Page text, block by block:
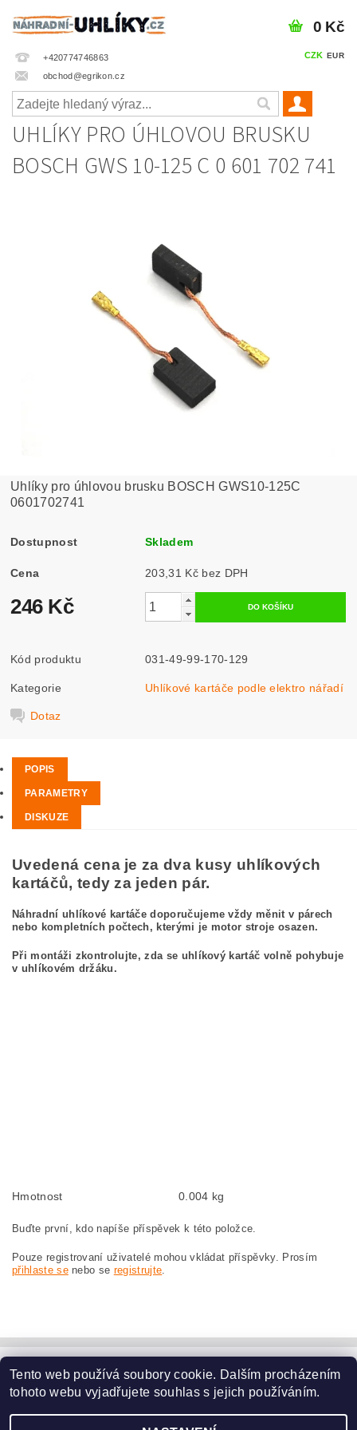
+420774746863
obchod@egrikon.cz
CZK EUR
0 Kč
UHLÍKY PRO ÚHLOVOU BRUSKU
BOSCH GWS 10-125 C 0 601 702 741
Uhlíky pro úhlovou brusku BOSCH GWS10-125C
0601702741
Dostupnost Skladem
Cena 203,31 Kč bez DPH
246 Kč
Kód produktu 031-49-99-170-129
Kategorie Uhlíkové kartáče podle elektro nářadí
Dotaz
POPIS
PARAMETRY
DISKUZE
Uvedená cena je za dva kusy uhlíkových
kartáčů, tedy za jeden pár.
Náhradní uhlíkové kartáče doporučujeme vždy měnit v párech
nebo kompletních počtech, kterými je motor stroje osazen.
Při montáži zkontrolujte, zda se uhlíkový kartáč volně pohybuje
v uhlíkovém držáku.
Hmotnost 0.004 kg
Buďte první, kdo napíše příspěvek k této položce.
Pouze registrovaní uživatelé mohou vkládat příspěvky. Prosím
přihlaste senebo se registrujte.
www.dodilny.cz
www.nahradni-uhliky.cz, všechna práva vyhrazena
Tento web používá soubory cookie. Dalším procházením
tohoto webu vyjadřujete souhlas s jejich používáním.